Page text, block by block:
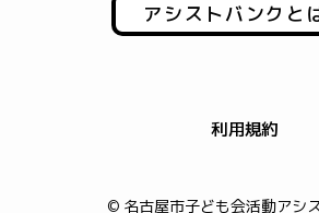
アシストバンクと
利用規約
© 名古屋市子ども会活動アシ